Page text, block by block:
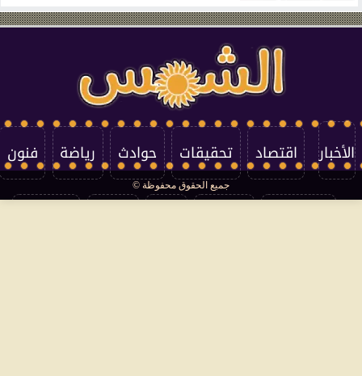
الأخبار اقتصاد تحقيقات حوادث رياضة فنون
جميع الحقوق محفوظة ©